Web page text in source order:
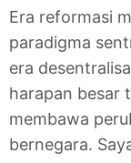
Era reformasi
paradigma
era
harapan besar
membawa
bernegara.